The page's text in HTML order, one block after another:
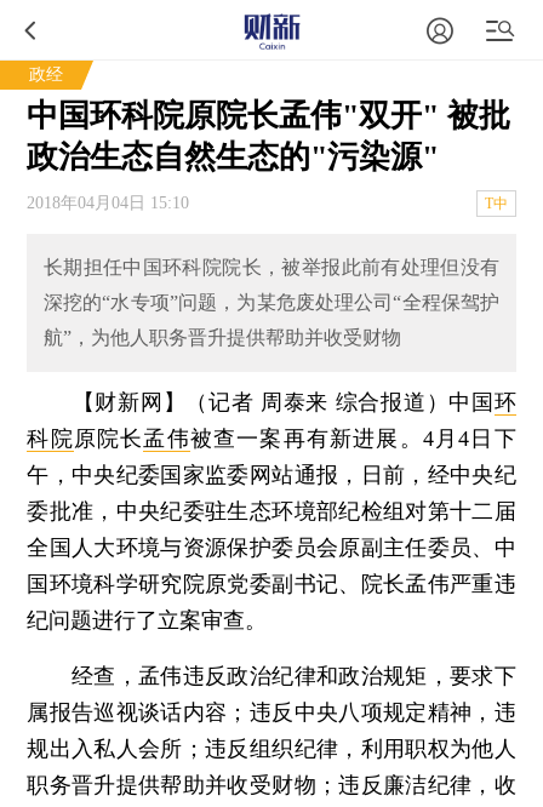
政经
中国环科院原院长孟伟"双开" 被批
政治生态自然生态的"污染源"
2018年04月04日 15:10 T中
长期担任中国环科院院长，被举报此前有处理但没有
深挖的“水专项”问题，为某危废处理公司“全程保驾护
航”，为他人职务晋升提供帮助并收受财物
【财新网】（记者 周泰来 综合报道） 中国 环
科院原院长孟伟被查一案再有新进展。4月4日下
午，中央纪委国家监委网站通报，日前，经中央纪
委批准，中央纪委驻生态环境部纪检组对第十二届
全国人大环境与资源保护委员会原副主任委员、中
国环境科学研究院原党委副书记、院长孟伟严重违
纪问题进行了立案审查。
经查，孟伟违反政治纪律和政治规矩，要求下
属报告巡视谈话内容；违反中央八项规定精神，违
规出入私人会所；违反组织纪律，利用职权为他人
职务晋升提供帮助并收受财物；违反廉洁纪律，收